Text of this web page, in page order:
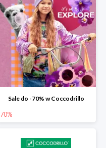
Sale do -70% w Coccodrillo
70%